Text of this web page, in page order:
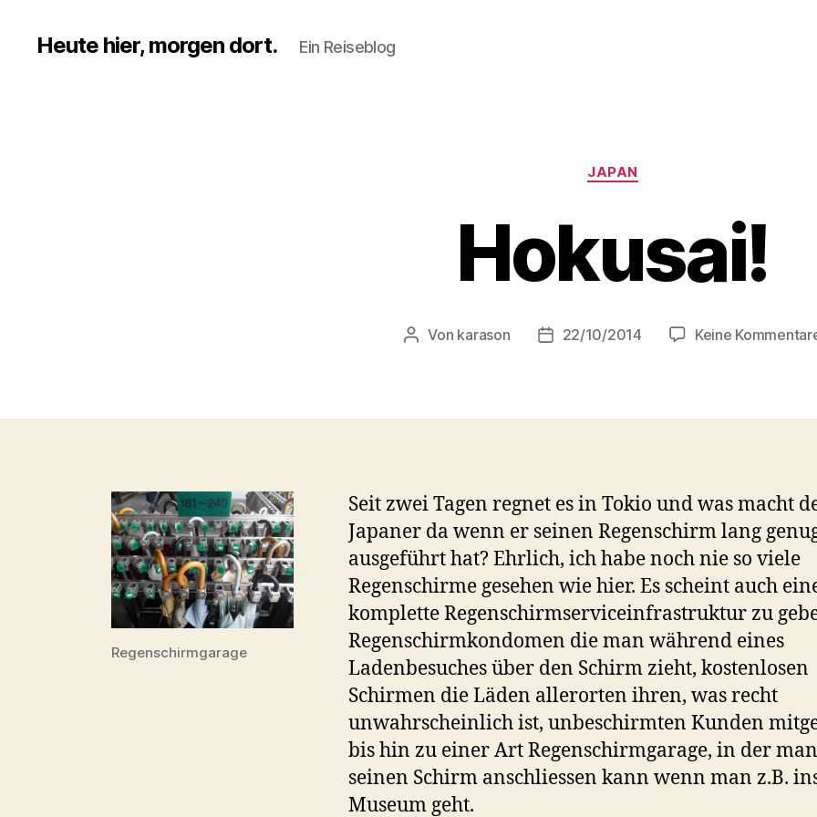
Heute hier, morgen dort. Ein Reiseblog
Kategorien
JAPAN
Hokusai!
Beitragsautor
Von karason Veröffentlichungsdatum
22/10/2014 Keine
Regenschirmgarage
Seit zwei Tagen regnet es in Tokio und was macht
Japaner da wenn er seinen Regenschirm lang
ausgeführt hat? Ehrlich, ich habe noch nie so viele
Regenschirme gesehen wie hier. Es scheint auch
komplette Regenschirmserviceinfrastruktur zu
Regenschirmkondomen die man während eines
Ladenbesuches über den Schirm zieht, kostenlosen
Schirmen die Läden allerorten ihren, was recht
unwahrscheinlich ist, unbeschirmten Kunden
bis hin zu einer Art Regenschirmgarage, in der man
seinen Schirm anschliessen kann wenn man z.B.
Museum geht.